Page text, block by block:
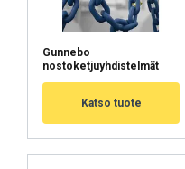
Gunnebo
nostoketjuyhdistelmät
Katso tuote